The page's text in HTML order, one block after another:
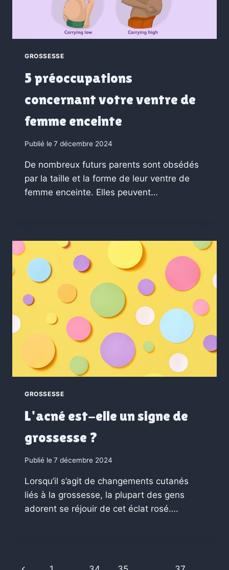
GROSSESSE
5 préoccupations
concernant votre ventre de
femme enceinte
Publié le7 décembre 2024
De nombreux futurs parents sont obsédés
par la taille et la forme de leur ventre de
femme enceinte. Elles peuvent…
GROSSESSE
L'acné est-elle un signe de
grossesse ?
Publié le7 décembre 2024
Lorsqu’il s’agit de changements cutanés
liés à la grossesse, la plupart des gens
adorent se réjouir de cet éclat rosé….